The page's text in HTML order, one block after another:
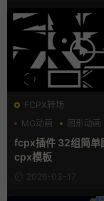
FCPX转场
MG动画
图形动画
fcpx插件 32组简单
cpx模板
2026-03-17